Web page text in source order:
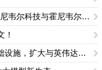
霍尼韦尔发布分拆后全新品牌：霍尼韦尔科技与霍尼韦尔航空航天
！
ABB通过集成DSX Blueprint AI基础设施，扩大与英伟达的合作